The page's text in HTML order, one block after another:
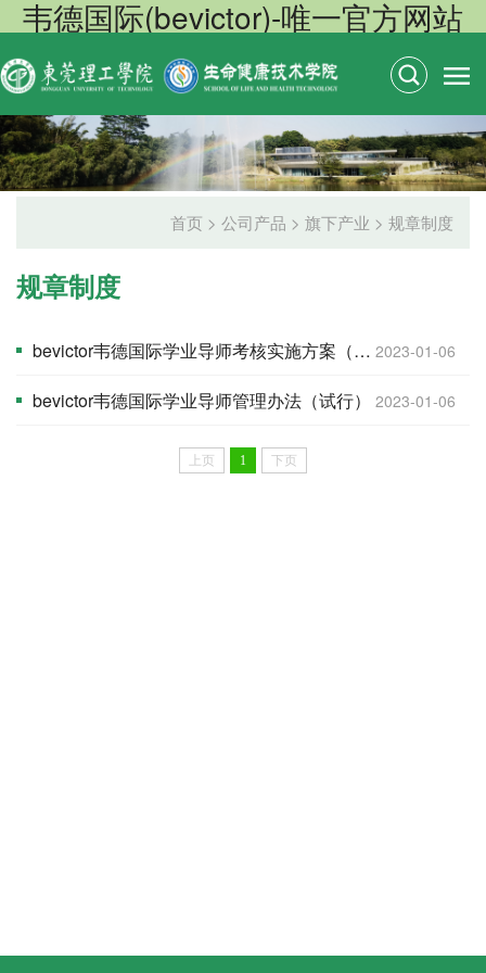
韦德国际(bevictor)-唯一官方网站
首页 > 公司产品 > 旗下产业 > 规章制度
规章制度
2023-01-06
bevictor韦德国际学业导师考核实施方案（试行）
2023-01-06
bevictor韦德国际学业导师管理办法（试行）
上页 1 下页